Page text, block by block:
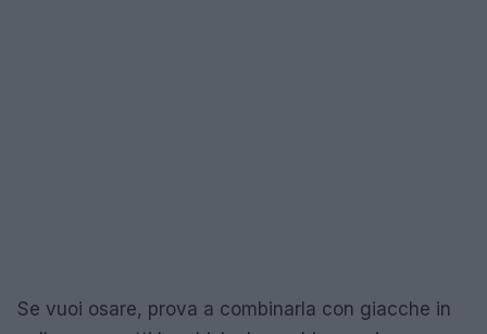
Se vuoi osare, prova a combinarla con giacche in